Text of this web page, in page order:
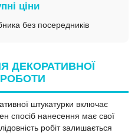
ціни
без посередників
ДЕКОРАТИВНОЇ
штукатурки включає
спосіб нанесення має свої
робіт залишається